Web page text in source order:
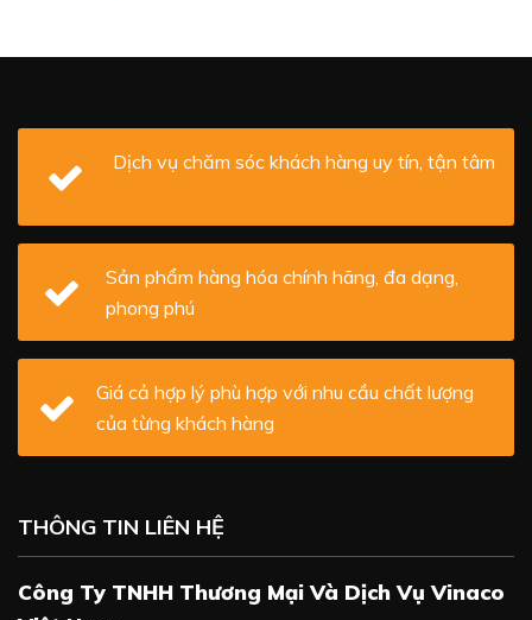
Dịch vụ chăm sóc khách hàng uy tín, tận tâm
Sản phẩm hàng hóa chính hãng, đa dạng,
phong phú
Giá cả hợp lý phù hợp với nhu cầu chất lượng
của từng khách hàng
THÔNG TIN LIÊN HỆ
Công Ty TNHH Thương Mại Và Dịch Vụ Vinaco